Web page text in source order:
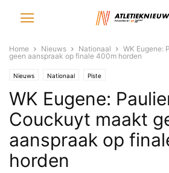
Home Nieuws Nationaal
WK Eugene:
geen aanspraak op finale 400m horden
Nieuws Nationaal Piste
WK Eugene:
Couckuyt maakt
aanspraak op
horden